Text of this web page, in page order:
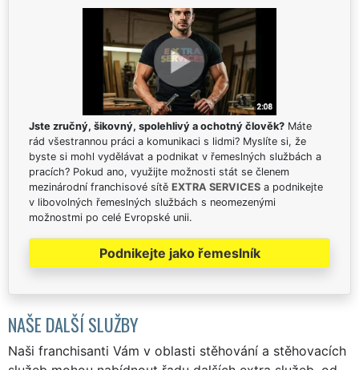
Jste zručný, šikovný, spolehlivý a ochotný člověk? Máte
rád všestrannou práci a komunikaci s lidmi? Myslíte si, že
byste si mohl vydělávat a podnikat v řemeslných službách a
pracích? Pokud ano, využijte možnosti stát se členem
mezinárodní franchisové sítě EXTRA SERVICES a podnikejte
v libovolných řemeslných službách s neomezenými
možnostmi po celé Evropské unii.
Podnikejte jako řemeslník
NAŠE DALŠÍ SLUŽBY
Naši franchisanti Vám v oblasti stěhování a stěhovacích